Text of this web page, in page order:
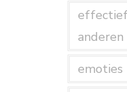
anderen
emoties